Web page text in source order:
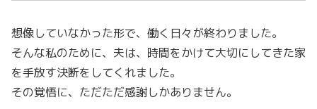
想像していなかった形で、働く日々が終わりました。
そんな私のために、夫は、時間をかけて大切にしてきた家
を手放す決断をしてくれました。
その覚悟に、ただただ感謝しかありません。